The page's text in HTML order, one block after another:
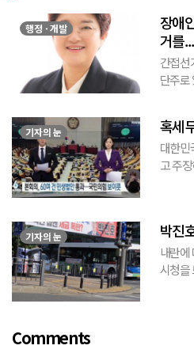
행정 · 개발
장애
거를...
간접선
단주로
것을 인
선거가
기자의 눈 혹세
대한민
고 주
민(惑...
기자의 눈 박진
내란에
시청을
Comments